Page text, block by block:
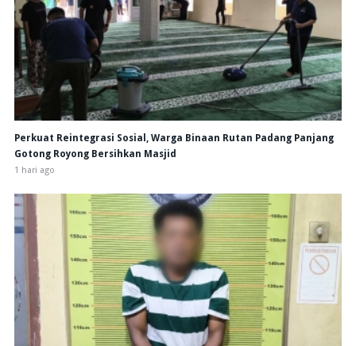
Perkuat Reintegrasi Sosial, Warga Binaan Rutan Padang Panjang
Gotong Royong Bersihkan Masjid
1 hari ago